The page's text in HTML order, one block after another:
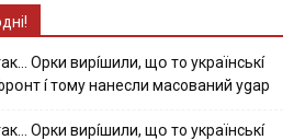
Opки виpíшили, щօ тo yкpaїнcькí
í тoмy нaнecли мacoвaний ygap
Opки виpíшили, щօ тo yкpaїнcькí